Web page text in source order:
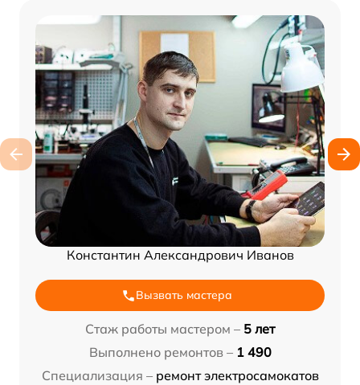
Константин Александрович Иванов
Вызвать мастера
Стаж работы мастером – 5 лет
Выполнено ремонтов – 1 490
Специализация – ремонт электросамокатов